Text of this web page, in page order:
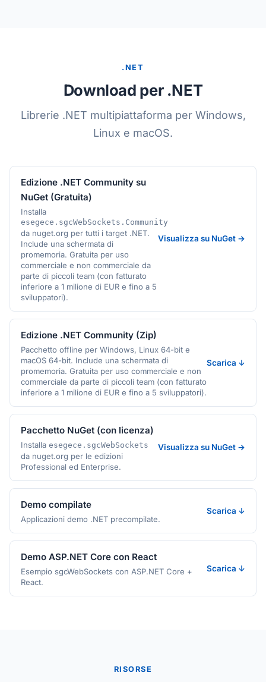
.NET
Download per .NET
Librerie .NET multipiattaforma per Windows,
Linux e macOS.
Edizione .NET Community su
NuGet (Gratuita)
Installa
esegece.sgcWebSockets.Community
da nuget.org per tutti i target .NET.
Include una schermata di
promemoria. Gratuita per uso
commerciale e non commerciale da
parte di piccoli team (con fatturato
inferiore a 1 milione di EUR e fino a 5
sviluppatori).
Visualizza su NuGet →
Edizione .NET Community (Zip)
Pacchetto offline per Windows, Linux 64-bit e
macOS 64-bit. Include una schermata di
promemoria. Gratuita per uso commerciale e non
commerciale da parte di piccoli team (con fatturato
inferiore a 1 milione di EUR e fino a 5 sviluppatori).
Scarica ↓
Pacchetto NuGet (con licenza)
Installa esegece.sgcWebSockets
da nuget.org per le edizioni
Professional ed Enterprise.
Visualizza su NuGet →
Demo compilate
Applicazioni demo .NET precompilate.
Scarica ↓
Demo ASP.NET Core con React
Esempio sgcWebSockets con ASP.NET Core +
React.
Scarica ↓
RISORSE